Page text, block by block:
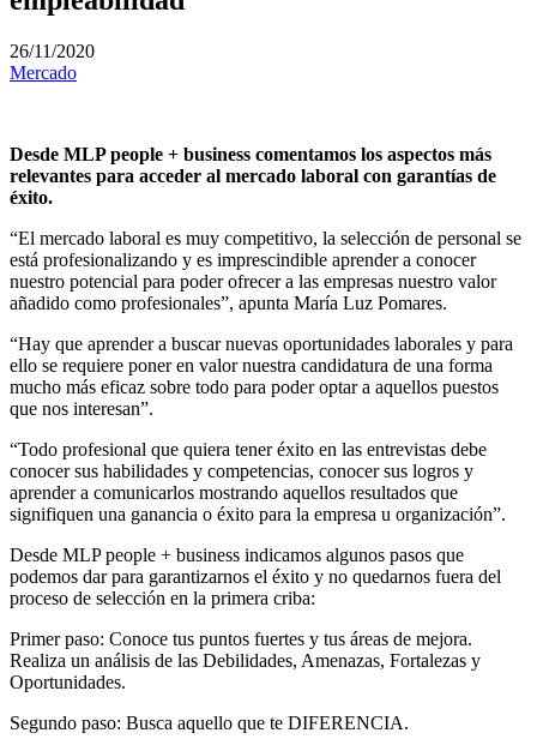
26/11/2020
Mercado
Desde MLP people + business comentamos los aspectos más
relevantes para acceder al mercado laboral con garantías de
éxito.
“El mercado laboral es muy competitivo, la selección de personal se
está profesionalizando y es imprescindible aprender a conocer
nuestro potencial para poder ofrecer a las empresas nuestro valor
añadido como profesionales”, apunta María Luz Pomares.
“Hay que aprender a buscar nuevas oportunidades laborales y para
ello se requiere poner en valor nuestra candidatura de una forma
mucho más eficaz sobre todo para poder optar a aquellos puestos
que nos interesan”.
“Todo profesional que quiera tener éxito en las entrevistas debe
conocer sus habilidades y competencias, conocer sus logros y
aprender a comunicarlos mostrando aquellos resultados que
signifiquen una ganancia o éxito para la empresa u organización”.
Desde MLP people + business indicamos algunos pasos que
podemos dar para garantizarnos el éxito y no quedarnos fuera del
proceso de selección en la primera criba:
Primer paso: Conoce tus puntos fuertes y tus áreas de mejora.
Realiza un análisis de las Debilidades, Amenazas, Fortalezas y
Oportunidades.
Segundo paso: Busca aquello que te DIFERENCIA.